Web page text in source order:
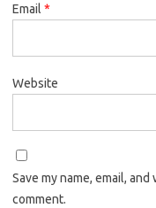
Email *
Website
Save my name, email,
comment.